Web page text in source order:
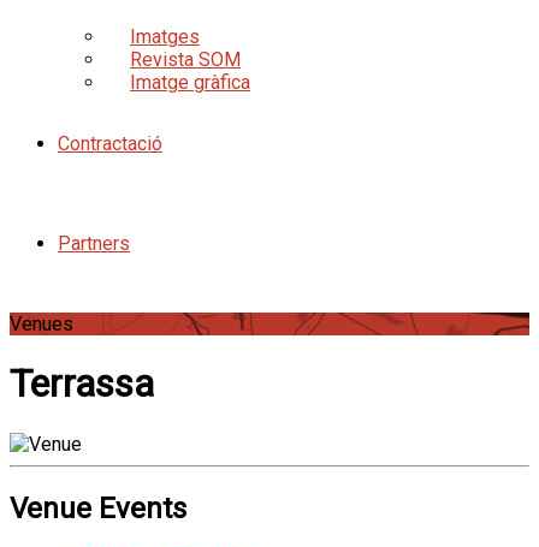
Imatges
Revista SOM
Imatge gràfica
Contractació
Partners
Venues
Terrassa
Venue Events